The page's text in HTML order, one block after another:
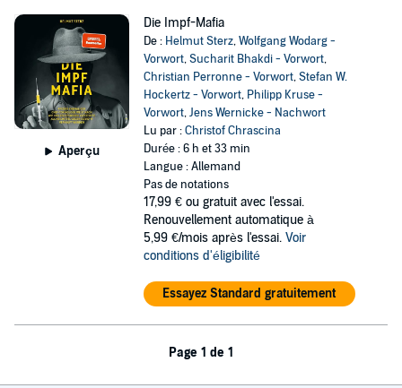
Aperçu
Die Impf-Mafia
De : Helmut Sterz,Wolfgang Wodarg -
Vorwort,Sucharit Bhakdi - Vorwort,
Christian Perronne - Vorwort,Stefan W.
Hockertz - Vorwort, Philipp Kruse -
Vorwort,Jens Wernicke - Nachwort
Lu par :Christof Chrascina
Durée : 6 h et 33 min
Langue : Allemand
Pas de notations
17,99 € ou gratuit avec l'essai.
Renouvellement automatique à
5,99 €/mois après l'essai. Voir
conditions d'éligibilité
Essayez Standard gratuitement
Page 1 de 1